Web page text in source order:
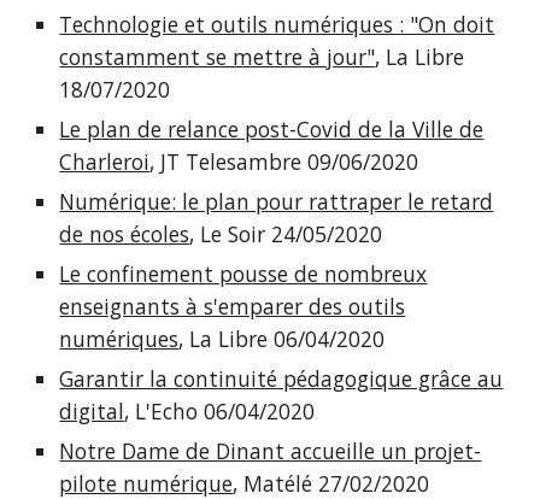
Technologie et outils numériques : "On doit
constamment se mettre à jour", La Libre
18/07/2020
Le plan de relance post-Covid de la Ville de
Charleroi, JT Telesambre 09/06/2020
Numérique: le plan pour rattraper le retard
de nos écoles, Le Soir 24/05/2020
Le confinement pousse de nombreux
enseignants à s'emparer des outils
numériques, La Libre 06/04/2020
Garantir la continuité pédagogique grâce au
digital, L'Echo 06/04/2020
Notre Dame de Dinant accueille un projet-
pilote numérique, Matélé 27/02/2020